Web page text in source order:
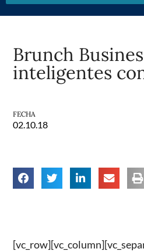
Brunch
inteligentes
FECHA
02.10.18